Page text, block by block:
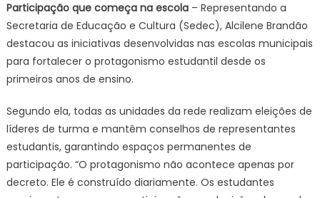
Participação que começa na escola– Representando a
Secretaria de Educação e Cultura (Sedec), Alcilene Brandão
destacou as iniciativas desenvolvidas nas escolas municipais
para fortalecer o protagonismo estudantil desde os
primeiros anos de ensino.
Segundo ela, todas as unidades da rede realizam eleições de
líderes de turma e mantêm conselhos de representantes
estudantis, garantindo espaços permanentes de
participação. “O protagonismo não acontece apenas por
decreto. Ele é construído diariamente. Os estudantes